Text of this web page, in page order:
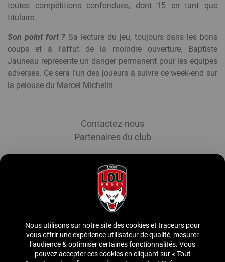
toutes compétitions confondues, dont 15 en tant que
titulaire.
Son point fort ? Sa lecture du jeu, toujours dans les bons
coups et à l’affut de la moindre ouverture, Baptiste
Jauneau représente un danger permanent pour les équipes
adverses. Ce sera l’un des joueurs à suivre ce week-end sur
la pelouse du Marcel Michelin.
Menu
Footer
Contactez-nous
Partenaires du club
S'abonner à la newsletter
Suivez-nous
Nous utilisons sur notre site des cookies et traceurs pour
vous offrir une expérience utilisateur de qualité, mesurer
l’audience & optimiser certaines fonctionnalités. Vous
pouvez accepter ces cookies en cliquant sur « Tout